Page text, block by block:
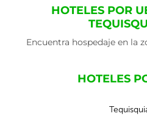
HOTELES POR
Encuentra hospedaje en la
HOTELES